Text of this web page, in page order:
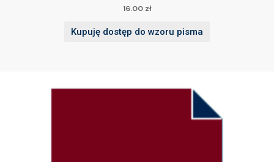
16.00 zł
Kupuję dostęp do wzoru pisma